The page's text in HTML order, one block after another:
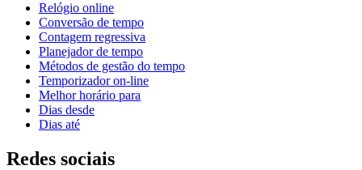
Relógio online
Conversão de tempo
Contagem regressiva
Planejador de tempo
Métodos de gestão do tempo
Temporizador on-line
Melhor horário para
Dias desde
Dias até
Redes sociais